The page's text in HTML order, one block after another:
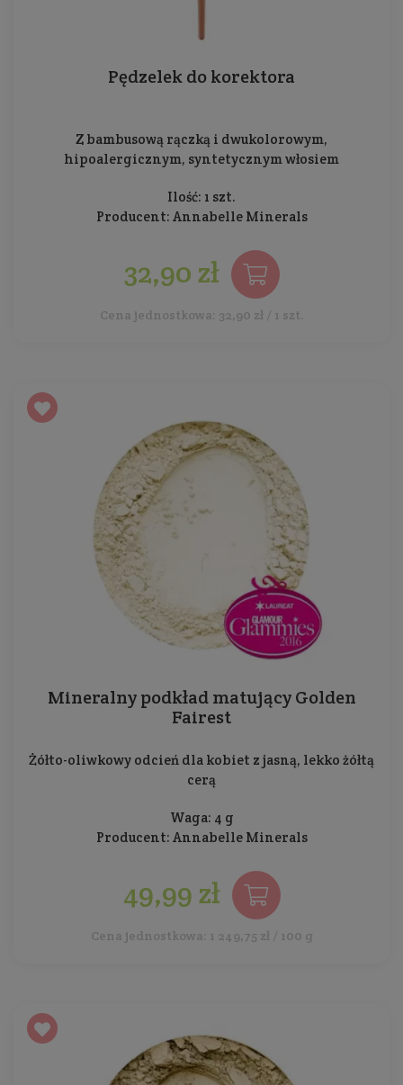
Pędzelek do korektora
Z bambusową rączką i dwukolorowym,
hipoalergicznym, syntetycznym włosiem
Ilość: 1 szt.
Producent: Annabelle Minerals
32,90 zł
Cena jednostkowa: 32,90 zł / 1 szt.
Mineralny podkład matujący Golden
Fairest
Żółto-oliwkowy odcień dla kobiet z jasną, lekko żółtą
cerą
Waga: 4 g
Producent: Annabelle Minerals
49,99 zł
Cena jednostkowa: 1 249,75 zł / 100 g